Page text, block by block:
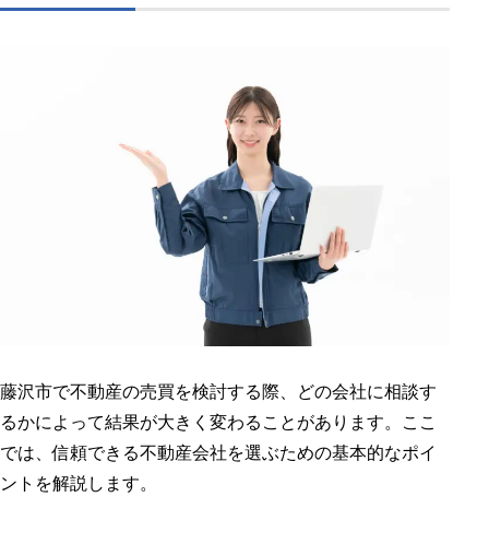
藤沢市で不動産の売買を検討する際、どの会社に相談す
るかによって結果が大きく変わることがあります。ここ
では、信頼できる不動産会社を選ぶための基本的なポイ
ントを解説します。